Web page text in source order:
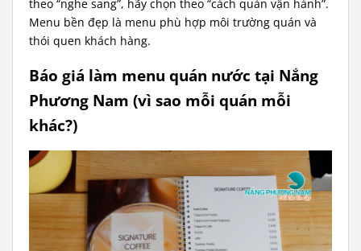
theo “nghe sang”, hãy chọn theo “cách quán vận hành”.
Menu bền đẹp là menu phù hợp môi trường quán và
thói quen khách hàng.
Báo giá làm menu quán nước tại Nắng
Phương Nam (vì sao mỗi quán mỗi
khác?)